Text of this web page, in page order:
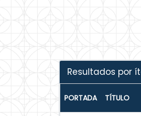
Resultados por
PORTADA TÍTULO